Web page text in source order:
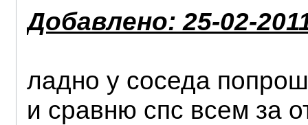
Добавлено: 25-02-
ладно у соседа
и сравню спс всем за